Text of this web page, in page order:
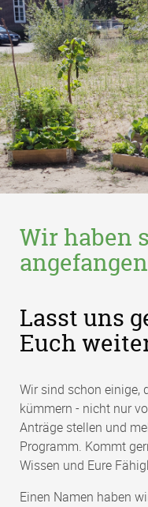
Wir haben
angefangen
Lasst uns
Euch
Wir sind schon einige,
kümmern - nicht nur
Anträge stellen und
Programm. Kommt
Wissen und Eure
Einen Namen haben